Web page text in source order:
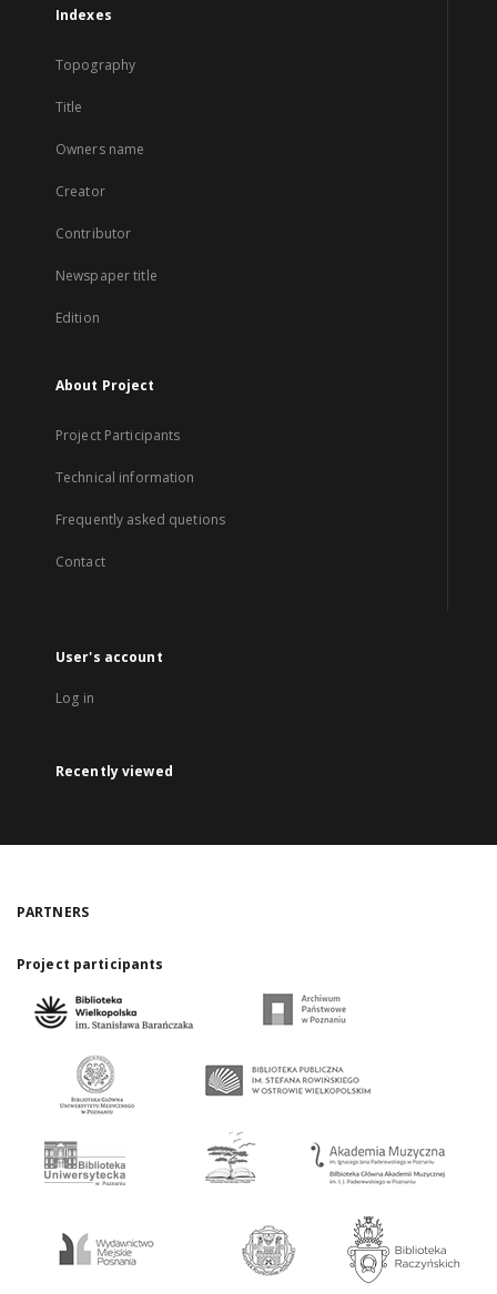
Indexes
Topography
Title
Owners name
Creator
Contributor
Newspaper title
Edition
About Project
Project Participants
Technical information
Frequently asked quetions
Contact
User's account
Log in
Recently viewed
PARTNERS
Project participants